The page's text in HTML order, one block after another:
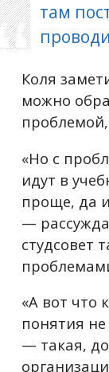
там
Коля
можно
«Но с
идут в
проще, да
—
студсовет
«А вот что
понятия
— такая,